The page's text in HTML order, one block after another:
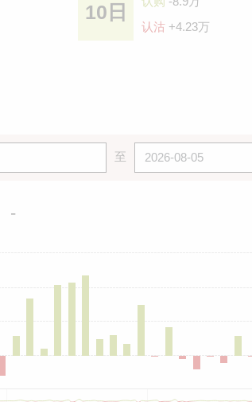
10日
认沽 +4.23万
至
-